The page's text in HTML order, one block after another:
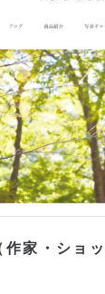
家・ショッ